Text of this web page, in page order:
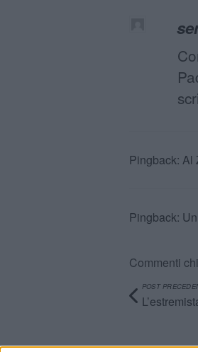
Pingback: Al
Pingback:
Commenti
POST